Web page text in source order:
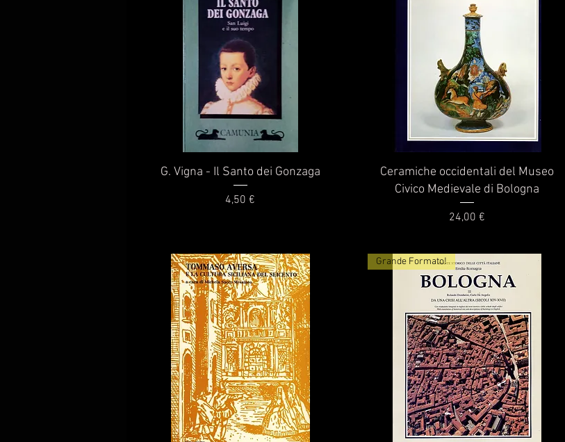
Vista rapida
G. Vigna - Il Santo dei Gonzaga
Prezzo
4,50 €
Vista rapida
Ceramiche occidentali del Museo
Civico Medievale di Bologna
Prezzo
24,00 €
Grande Formato!